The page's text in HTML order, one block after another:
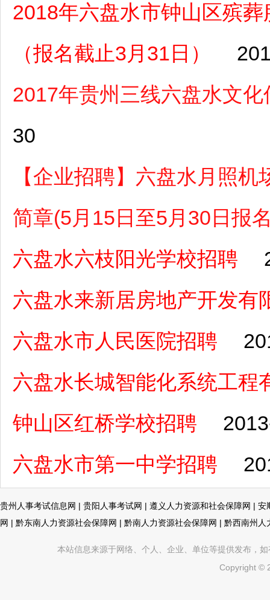
2018年六盘水市钟山区殡
（报名截止3月31日）
2017年贵州三线六盘水文
30
【企业招聘】六盘水月照
简章(5月15日至5月30日报
六盘水六枝阳光学校招聘
六盘水来新居房地产开发有
六盘水市人民医院招聘
六盘水长城智能化系统工程
钟山区红桥学校招聘
六盘水市第一中学招聘
贵州人事考试信息网 | 贵阳人事考试网 | 遵义人力资源和社会保障网 | 安
网 | 黔东南人力资源社会保障网 | 黔南人力资源社会保障网 | 黔西南州人
本站信息来源于网络、个人、企业、单位等提供发布，
Copyright ©